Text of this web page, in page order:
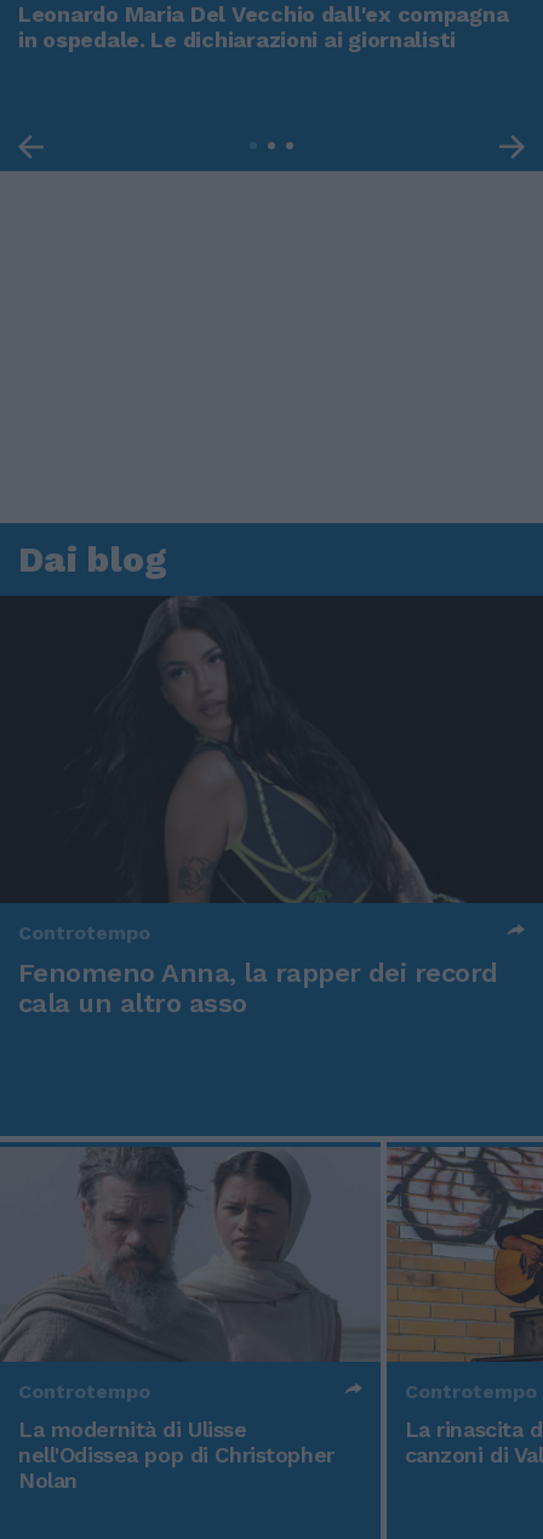
Leonardo Maria Del Vecchio dall'ex compagna
in ospedale. Le dichiarazioni ai giornalisti
Dai blog
Controtempo
Fenomeno Anna, la rapper dei record
cala un altro asso
Controtempo
La modernità di Ulisse
nell'Odissea pop di Christopher
Nolan
Controtempo
La rinascita
canzoni di